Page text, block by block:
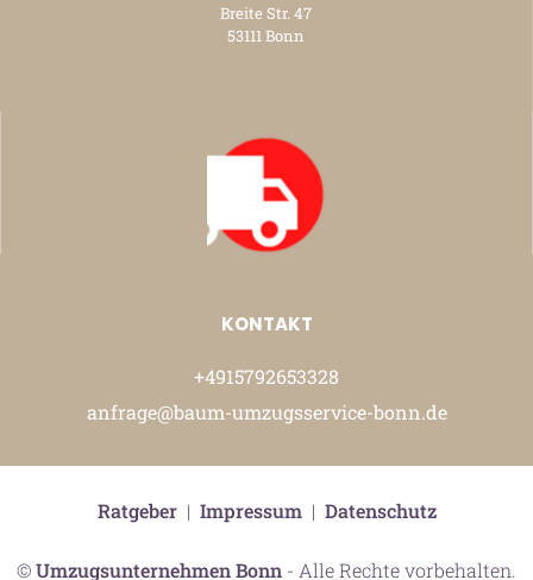
Breite Str. 47
53111 Bonn
KONTAKT
+4915792653328
anfrage@baum-umzugsservice-bonn.de
©Umzugsunternehmen Bonn - Alle Rechte vorbehalten.
Ratgeber| Impressum| Datenschutz